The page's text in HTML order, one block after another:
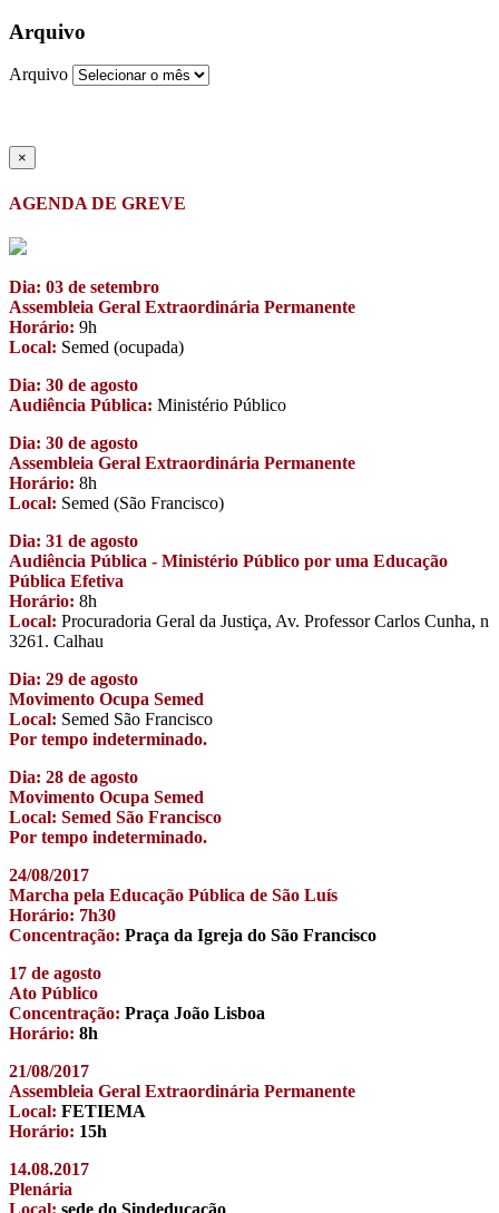
Arquivo
Arquivo
×
AGENDA DE GREVE
Dia: 03 de setembro
Assembleia Geral Extraordinária Permanente
Horário: 9h
Local: Semed (ocupada)
Dia: 30 de agosto
Audiência Pública: Ministério Público
Dia: 30 de agosto
Assembleia Geral Extraordinária Permanente
Horário: 8h
Local: Semed (São Francisco)
Dia: 31 de agosto
Audiência Pública - Ministério Público por uma Educação
Pública Efetiva
Horário: 8h
Local: Procuradoria Geral da Justiça, Av. Professor Carlos Cunha, n
3261. Calhau
Dia: 29 de agosto
Movimento Ocupa Semed
Local: Semed São Francisco
Por tempo indeterminado.
Dia: 28 de agosto
Movimento Ocupa Semed
Local: Semed São Francisco
Por tempo indeterminado.
24/08/2017
Marcha pela Educação Pública de São Luís
Horário: 7h30
Concentração: Praça da Igreja do São Francisco
17 de agosto
Ato Público
Concentração: Praça João Lisboa
Horário: 8h
21/08/2017
Assembleia Geral Extraordinária Permanente
Local: FETIEMA
Horário: 15h
14.08.2017
Plenária
Local: sede do Sindeducação